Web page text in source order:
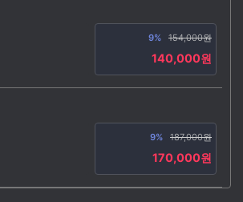
9% 154,000원
140,000원
9% 187,000원
170,000원